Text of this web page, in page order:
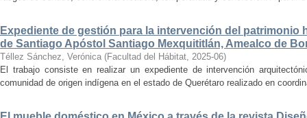
Expediente de gestión para la intervención del patrimonio
de Santiago Apóstol Santiago Mexquititlán, Amealco de
Téllez Sánchez, Verónica (Facultad del Hábitat, 2025-06)
El trabajo consiste en realizar un expediente de intervención
comunidad de origen indígena en el estado de Querétaro realizado en